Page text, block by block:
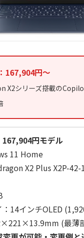
167,904円～
X2シリーズ搭載の
167,904円モデル
11 Home
X2 Plus X2P-42-
：14インチOLED
(最薄